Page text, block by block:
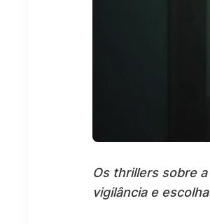
Os thrillers sobre
vigilância e